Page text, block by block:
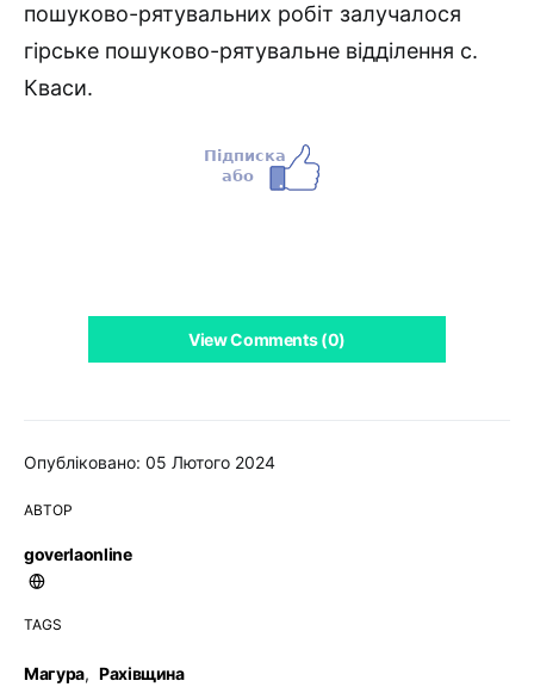
Опубліковано: 05 Лютого 2024
АВТОР
goverlaonline
TAGS
Магура, Рахівщина
пошуково-рятувальних робіт залучалося
гірське пошуково-рятувальне відділення с.
Кваси.
View Comments (0)